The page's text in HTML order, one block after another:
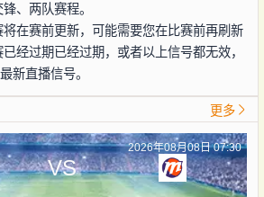
、两队赛程。
将在赛前更新，可能需要您在比赛前再刷新
经过期已经过期，或者以上信号都无效，
新直播信号。
更多
2026年08月08日 07:30
VS